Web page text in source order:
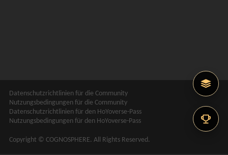
Datenschutzrichtlinien für die Community
Nutzungsbedingungen für die Community
Datenschutzrichtlinien für den HoYoverse-Pass
Nutzungsbedingungen für den HoYoverse-Pass
Copyright © COGNOSPHERE. All Rights Reserved.